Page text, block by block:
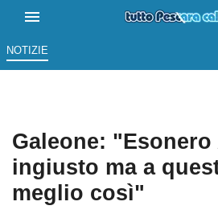
NOTIZIE
Galeone:
ingiusto ma a
meglio così"